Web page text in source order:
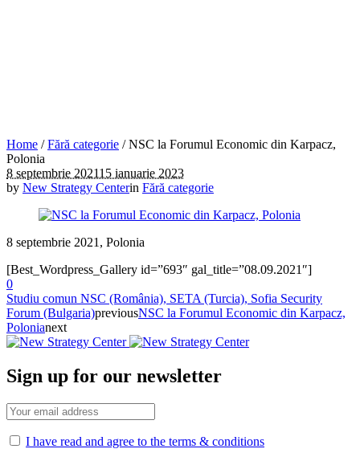
Home /Fără categorie /NSC la Forumul Economic din Karpacz,
Polonia
8 septembrie 202115 ianuarie 2023
by New Strategy Centerin Fără categorie
8 septembrie 2021, Polonia
[Best_Wordpress_Gallery id=”693″ gal_title=”08.09.2021″]
0
Studiu comun NSC (România), SETA (Turcia), Sofia Security
Forum (Bulgaria)previousNSC la Forumul Economic din Karpacz,
Polonianext
Sign up for our newsletter
I have read and agree to the terms & conditions